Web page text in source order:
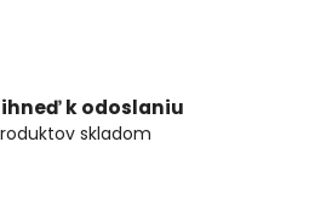
k odoslaniu
skladom